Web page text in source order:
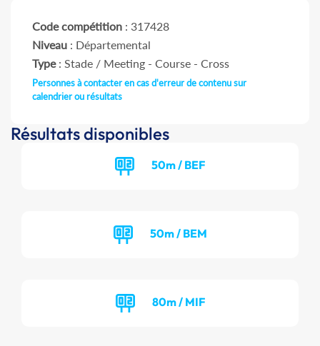
Code compétition : 317428
Niveau : Départemental
Type: Stade / Meeting - Course - Cross
Personnes à contacter en cas d'erreur de contenu sur
calendrier ou résultats
Résultats disponibles
50m / BEF
50m / BEM
80m / MIF